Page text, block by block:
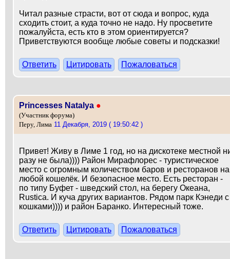
Читал разные страсти, вот от сюда и вопрос, куда
сходить стоит, а куда точно не надо. Ну просветите
пожалуйста, есть кто в этом ориентируется?
Приветствуются вообще любые советы и подсказки!
Ответить Цитировать Пожаловаться
Princesses Natalya ●
(Участник форума)
Перу, Лима 11 Декабря, 2019 ( 19:50:42 )
Привет! Живу в Лиме 1 год, но на дискотеке местной
разу не была)))) Район Мирафлорес - туристическое
место с огромным количеством баров и ресторанов на
любой кошелёк. И безопасное место. Есть ресторан -
по типу Буфет - шведский стол, на берегу Океана,
Rustica. И куча других вариантов. Рядом парк Кэнеди с
кошками)))) и район Баранко. Интересный тоже.
Ответить Цитировать Пожаловаться